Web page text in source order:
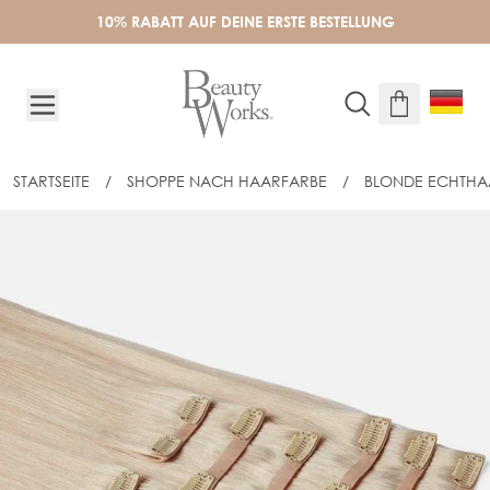
10% RABATT AUF DEINE ERSTE BESTELLUNG
STARTSEITE / SHOPPE NACH HAARFARBE / BLONDE